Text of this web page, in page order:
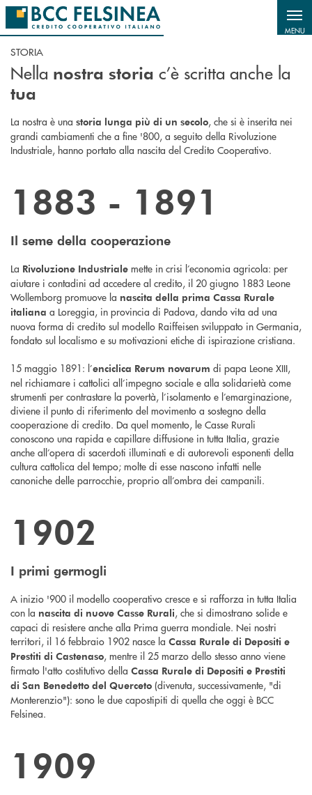
Salta al contenuto principale
MENU
STORIA
Nella nostra storia c’è scritta anche la
tua
La nostra è una storia lunga più di un secolo, che si è inserita nei
grandi cambiamenti che a fine '800, a seguito della Rivoluzione
Industriale, hanno portato alla nascita del Credito Cooperativo.
1883 - 1891
Il seme della cooperazione
La Rivoluzione Industriale mette in crisi l’economia agricola: per
aiutare i contadini ad accedere al credito, il 20 giugno 1883 Leone
Wollemborg promuove la nascita della prima Cassa Rurale
italiana a Loreggia, in provincia di Padova, dando vita ad una
nuova forma di credito sul modello Raiffeisen sviluppato in Germania,
fondato sul localismo e su motivazioni etiche di ispirazione cristiana.
15 maggio 1891: l’enciclica Rerum novarum di papa Leone XIII,
nel richiamare i cattolici all’impegno sociale e alla solidarietà come
strumenti per contrastare la povertà, l’isolamento e l’emarginazione,
diviene il punto di riferimento del movimento a sostegno della
cooperazione di credito. Da quel momento, le Casse Rurali
conoscono una rapida e capillare diffusione in tutta Italia, grazie
anche all’opera di sacerdoti illuminati e di autorevoli esponenti della
cultura cattolica del tempo; molte di esse nascono infatti nelle
canoniche delle parrocchie, proprio all’ombra dei campanili.
1902
I primi germogli
A inizio '900 il modello cooperativo cresce e si rafforza in tutta Italia
con la nascita di nuove Casse Rurali, che si dimostrano solide e
capaci di resistere anche alla Prima guerra mondiale. Nei nostri
territori, il 16 febbraio 1902 nasce la Cassa Rurale di Depositi e
Prestiti di Castenaso, mentre il 25 marzo dello stesso anno viene
firmato l'atto costitutivo della Cassa Rurale di Depositi e Prestiti
di San Benedetto del Querceto (divenuta, successivamente, "di
Monterenzio"): sono le due capostipiti di quella che oggi è BCC
Felsinea.
1909